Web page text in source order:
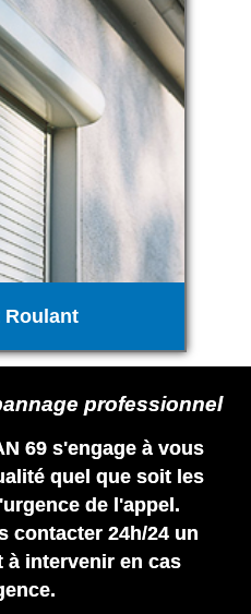
Roulant
professionnel
69 s'engage à vous
quel que soit les
de l'appel.
contacter 24h/24 un
intervenir en cas